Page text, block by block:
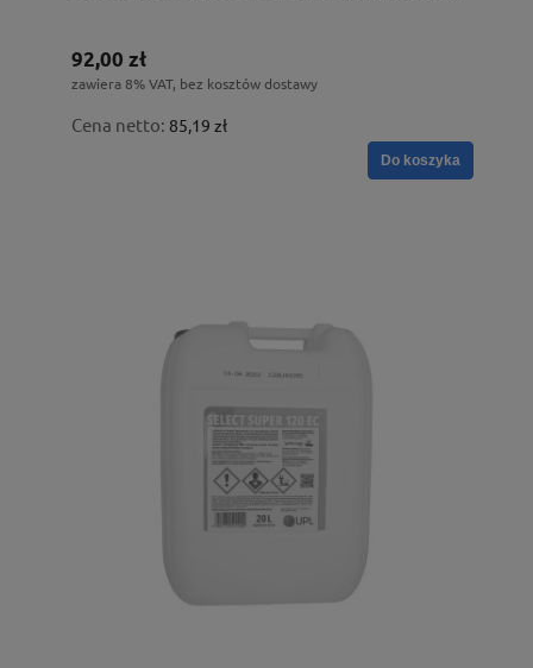
92,00 zł
zawiera 8% VAT, bez kosztów dostawy
Cena netto: 85,19 zł
Do koszyka